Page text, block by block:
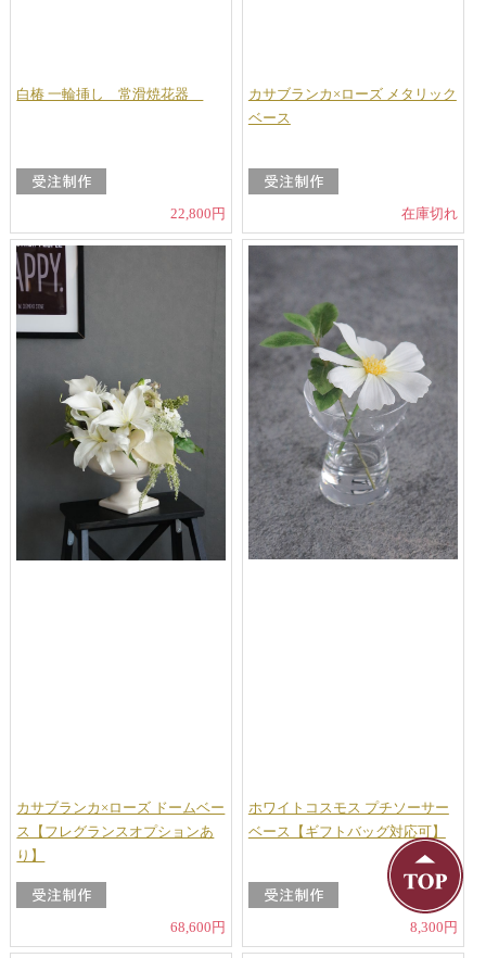
白椿 一輪挿し 常滑焼花器
22,800円
カサブランカ×ローズ メタリック
ベース
在庫切れ
カサブランカ×ローズ ドームベー
ス【フレグランスオプションあ
り】
68,600円
ホワイトコスモス プチソーサー
ベース【ギフトバッグ対応可】
8,300円